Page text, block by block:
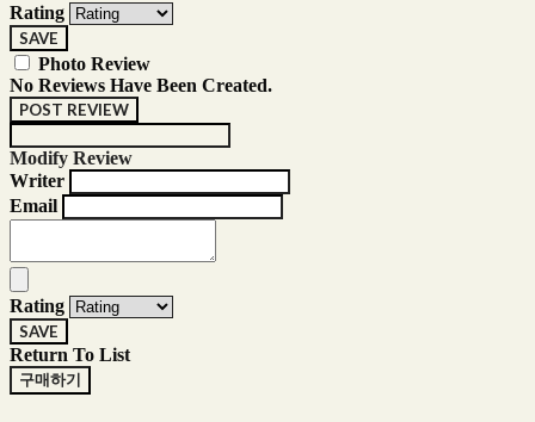
Rating
SAVE
Photo Review
No Reviews Have Been Created.
POST REVIEW
Modify Review
Writer
Email
Rating
SAVE
Return To List
구매하기